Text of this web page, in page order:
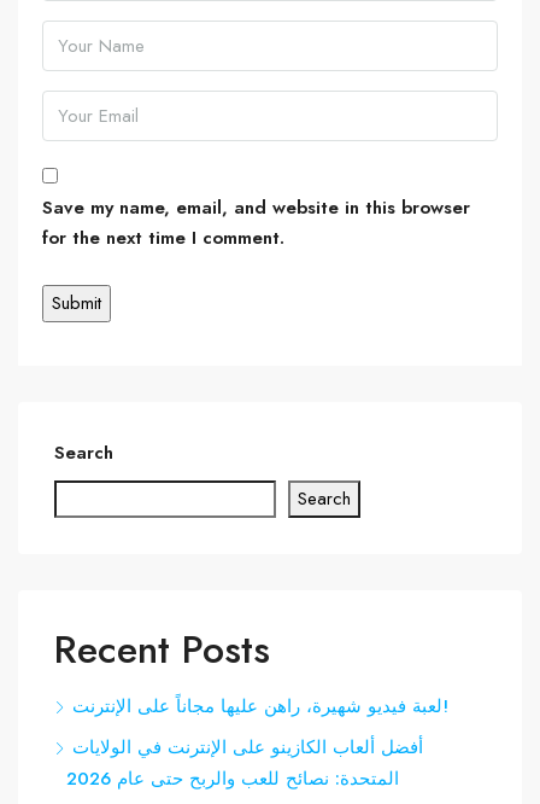
Save my name, email, and website in this browser
for the next time I comment.
Search
Search
Recent Posts
لعبة فيديو شهيرة، راهن عليها مجاناً على الإنترنت!
أفضل ألعاب الكازينو على الإنترنت في الولايات
المتحدة: نصائح للعب والربح حتى عام 2026